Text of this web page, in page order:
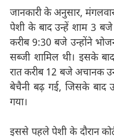
जानकारी के अनुसार,
पेशी के बाद उन्हें शाम 3 बजे
करीब 9:30 बजे उन्होंने
सब्जी शामिल थी। इसके
रात करीब 12 बजे अचानक
बेचैनी बढ़ गई, जिसके बाद
गया।
इससे पहले पेशी के दौरान